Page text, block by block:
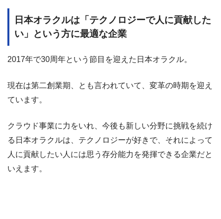
日本オラクルは「テクノロジーで人に貢献した
い」という方に最適な企業
2017年で30周年という節目を迎えた日本オラクル。
現在は第二創業期、とも言われていて、変革の時期を迎え
ています。
クラウド事業に力をいれ、今後も新しい分野に挑戦を続け
る日本オラクルは、テクノロジーが好きで、それによって
人に貢献したい人には思う存分能力を発揮できる企業だと
いえます。